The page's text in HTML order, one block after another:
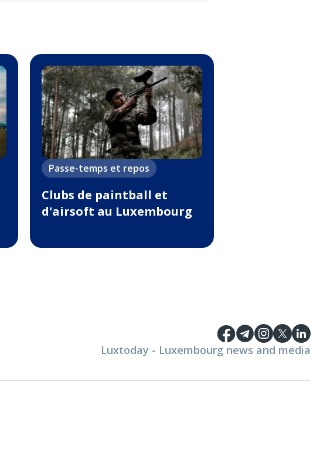
Passe-temps et repos
Clubs de paintball et
d'airsoft au Luxembourg
Luxtoday - Luxembourg news and media